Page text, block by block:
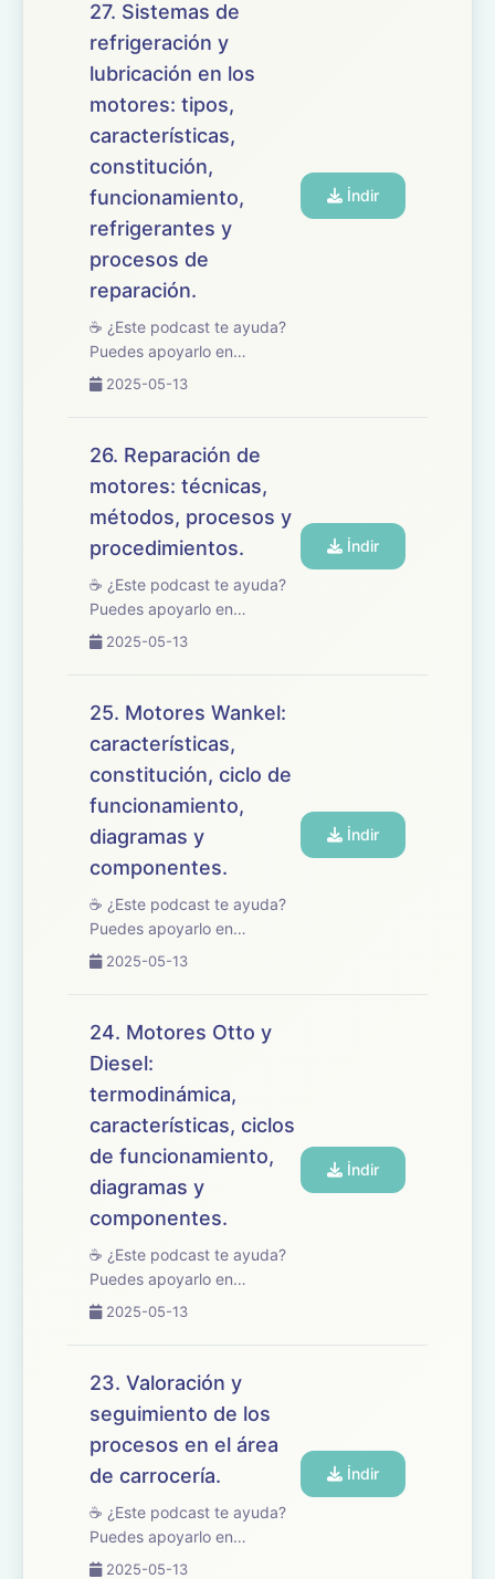
temario de oposiciones de
dedicado a los sistemas d...
27. Sistemas de
refrigeración y
lubricación en los
motores: tipos,
características,
constitución,
funcionamiento,
refrigerantes y
procesos de
reparación.
☕ ¿Este podcast te ayuda?
Puedes apoyarlo en
buymeacoffee.com/oposicionesfp
repasamos el tema 27 del
temario de oposiciones de
Mantenimiento de Vehículos,
centrado en los sistemas ...
2025-05-13
İndir
26. Reparación de
motores: técnicas,
métodos, procesos y
procedimientos.
☕ ¿Este podcast te ayuda?
Puedes apoyarlo en
buymeacoffee.com/oposicionesfp
el tema 26 del temario de
oposiciones de
enfocado en la reparación ...
2025-05-13
İndir
25. Motores Wankel:
características,
constitución, ciclo de
funcionamiento,
diagramas y
componentes.
☕ ¿Este podcast te ayuda?
Puedes apoyarlo en
buymeacoffee.com/oposicionesfp
abordamos el tema 25 del
temario de oposiciones de
Mantenimiento de Vehículos,
centrado en los motores W...
2025-05-13
İndir
24. Motores Otto y
Diesel:
termodinámica,
características, ciclos
de funcionamiento,
diagramas y
componentes.
☕ ¿Este podcast te ayuda?
Puedes apoyarlo en
buymeacoffee.com/oposicionesfp
el tema 24 del temario de
oposiciones de
Mantenimiento de Vehículos,
dedicado a los motores Ott...
2025-05-13
İndir
23. Valoración y
seguimiento de los
procesos en el área
de carrocería.
☕ ¿Este podcast te ayuda?
Puedes apoyarlo en
buymeacoffee.com/oposicionesfp
2025-05-13
İndir